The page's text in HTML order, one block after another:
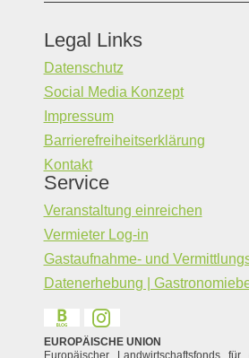
Legal Links
Datenschutz
Social Media Konzept
Impressum
Barrierefreiheitserklärung
Kontakt
Service
Veranstaltung einreichen
Vermieter Log-in
Gastaufnahme- und
Datenerhebung |
EUROPÄISCHE UNION
Europäischer Landwirtschaftsfonds